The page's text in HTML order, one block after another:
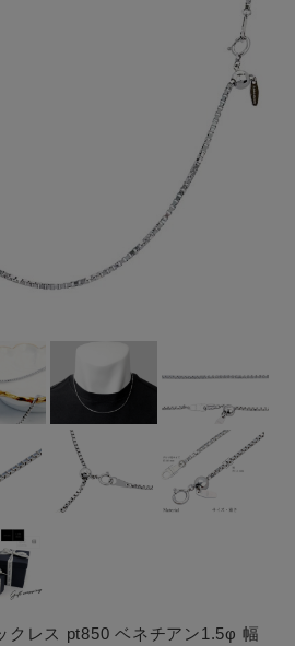
クレス pt850 ベネチアン1.5φ 幅